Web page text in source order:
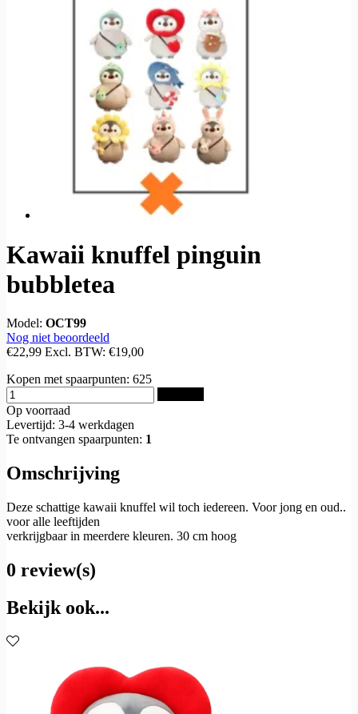
Kawaii knuffel pinguin
bubbletea
Model: OCT99
Nog niet beoordeeld
€22,99 Excl. BTW: €19,00
Kopen met spaarpunten: 625
Op voorraad
Levertijd: 3-4 werkdagen
Te ontvangen spaarpunten: 1
Omschrijving
Deze schattige kawaii knuffel wil toch iedereen. Voor jong en oud..
voor alle leeftijden
verkrijgbaar in meerdere kleuren. 30 cm hoog
0 review(s)
Bekijk ook...